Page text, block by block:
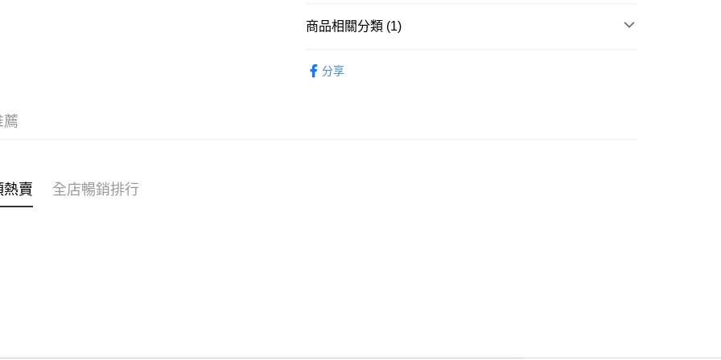
WeChat Pay
送貨方式
商品相關分類 (1)
分享
薦
賣 全店暢銷排行